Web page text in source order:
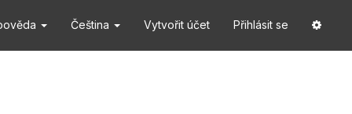
Čeština Vytvořit účet Přihlásit se